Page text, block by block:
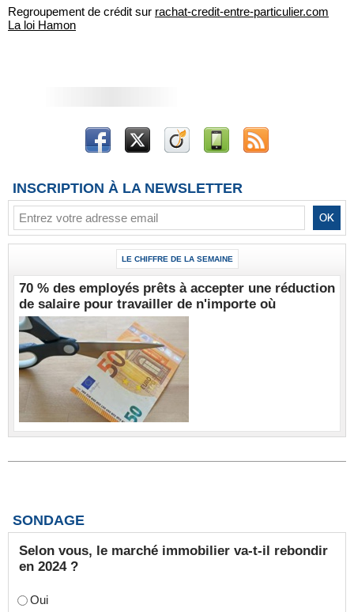
Regroupement de crédit sur rachat-credit-entre-particulier.com
La loi Hamon
INSCRIPTION À LA NEWSLETTER
LE CHIFFRE DE LA SEMAINE
70 % des employés prêts à accepter une réduction
de salaire pour travailler de n'importe où
SONDAGE
Selon vous, le marché immobilier va-t-il rebondir
en 2024 ?
Oui